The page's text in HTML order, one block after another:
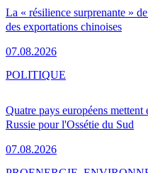
La « résilience surprenante »
des exportations chinoises
07.08.2026
Quatre pays européens
Russie pour l'Ossétie du Sud
07.08.2026
POLITIQUE